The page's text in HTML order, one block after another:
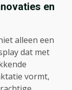
en
alleen een
dat met
vormt,